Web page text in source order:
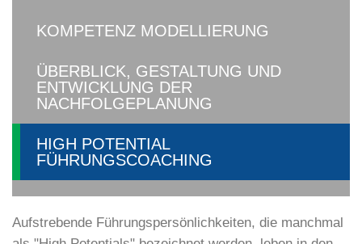
KOMPETENZ MODELLIERUNG
ÜBERBLICK, GESTALTUNG UND
ENTWICKLUNG DER
NACHFOLGEPLANUNG
HIGH POTENTIAL
FÜHRUNGSCOACHING
Aufstrebende Führungspersönlichkeiten, die manchmal